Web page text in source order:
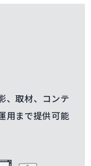
、取材、コンテ
用まで提供可能